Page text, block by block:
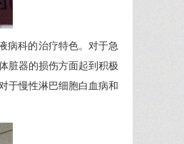
病科的治疗特色。对于急
脏器的损伤方面起到积极
于慢性淋巴细胞白血病和